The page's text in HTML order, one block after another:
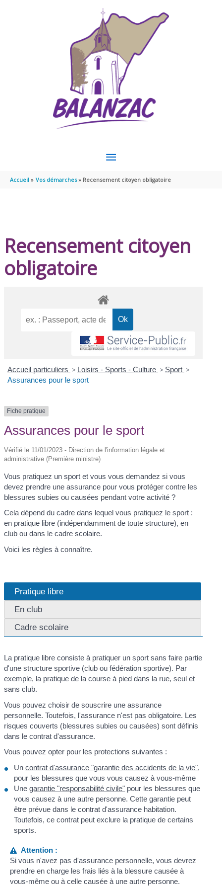
MENU
PRINCIPAL
Accueil Vos démarches Recensement citoyen obligatoire
Recensement citoyen
obligatoire
Accueil particuliers > Loisirs - Sports - Culture > Sport >
Assurances pour le sport
Fiche pratique
Assurances pour le sport
Vérifié le 11/01/2023 - Direction de l'information légale et
administrative (Première ministre)
Vous pratiquez un sport et vous vous demandez si vous
devez prendre une assurance pour vous protéger contre les
blessures subies ou causées pendant votre activité ?
Cela dépend du cadre dans lequel vous pratiquez le sport :
en pratique libre (indépendamment de toute structure), en
club ou dans le cadre scolaire.
Voici les règles à connaître.
Pratique libre
En club
Cadre scolaire
La pratique libre consiste à pratiquer un sport sans faire partie
d'une structure sportive (club ou fédération sportive). Par
exemple, la pratique de la course à pied dans la rue, seul et
sans club.
Vous pouvez choisir de souscrire une assurance
personnelle. Toutefois, l'assurance n'est pas obligatoire. Les
risques couverts (blessures subies ou causées) sont définis
dans le contrat d'assurance.
Vous pouvez opter pour les protections suivantes :
Uncontrat d'assurance "garantie des accidents de la vie",
pour les blessures que vous vous causez à vous-même
Unegarantie "responsabilité civile" pour les blessures que
vous causez à une autre personne. Cette garantie peut
être prévue dans le contrat d'assurance habitation.
Toutefois, ce contrat peut exclure la pratique de certains
sports.
Attention :
Si vous n'avez pas d'assurance personnelle, vous devrez
prendre en charge les frais liés à la blessure causée à
vous-même ou à celle causée à une autre personne.